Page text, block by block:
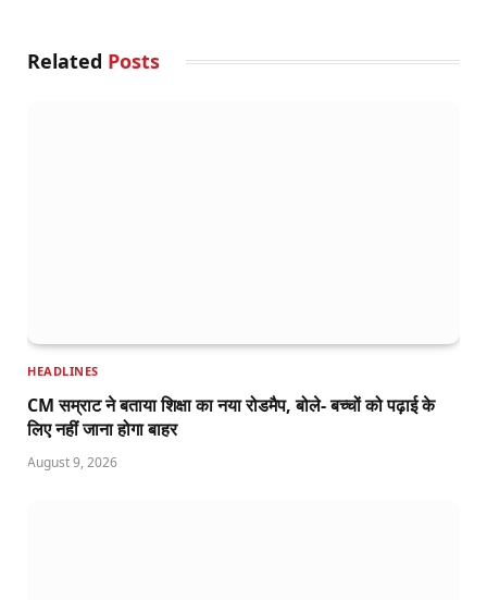
Related Posts
HEADLINES
CM सम्राट ने बताया शिक्षा का नया रोडमैप, बोले- बच्चों को पढ़ाई के
लिए नहीं जाना होगा बाहर
August 9, 2026